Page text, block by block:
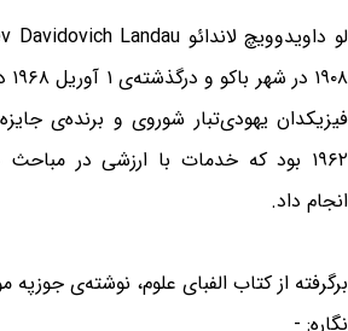
فیزیکدان یهودی‌تبار شوروی و برنده‌ی
۱۹۶۲ بود که خدمات با ارزشی در
انجام داد.
برگرفته از کتاب الفبای علوم، نوشته‌ی جوزپه
نگاره: -